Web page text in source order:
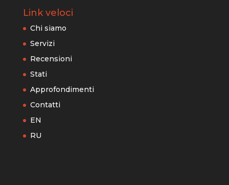
Link veloci
Chi siamo
Servizi
Recensioni
Stati
Approfondimenti
Contatti
EN
RU